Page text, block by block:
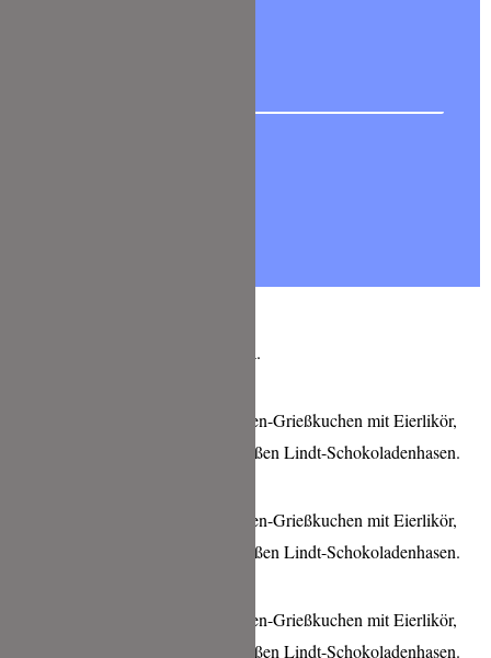
Lass es Dir schmecken, Deine Tina.